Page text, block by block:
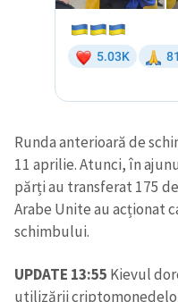
Runda anterioară de
11 aprilie. Atunci, în
părți au transferat 175
Arabe Unite au acționat
schimbului.
UPDATE 13:55 Kievul
utilizării